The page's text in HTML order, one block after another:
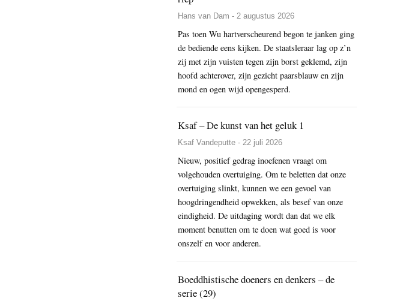
Hans van Dam - 2 augustus 2026
Pas toen Wu hartverscheurend begon te janken ging
de bediende eens kijken. De staatsleraar lag op z’n
zij met zijn vuisten tegen zijn borst geklemd, zijn
hoofd achterover, zijn gezicht paarsblauw en zijn
mond en ogen wijd opengesperd.
Ksaf – De kunst van het geluk 1
Ksaf Vandeputte - 22 juli 2026
Nieuw, positief gedrag inoefenen vraagt om
volgehouden overtuiging. Om te beletten dat onze
overtuiging slinkt, kunnen we een gevoel van
hoogdringendheid opwekken, als besef van onze
eindigheid. De uitdaging wordt dan dat we elk
moment benutten om te doen wat goed is voor
onszelf en voor anderen.
Boeddhistische doeners en denkers – de
serie (29)